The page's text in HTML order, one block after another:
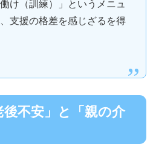
け（訓練）」というメニュ
支援の格差を感じざるを得
不安」と「親の介